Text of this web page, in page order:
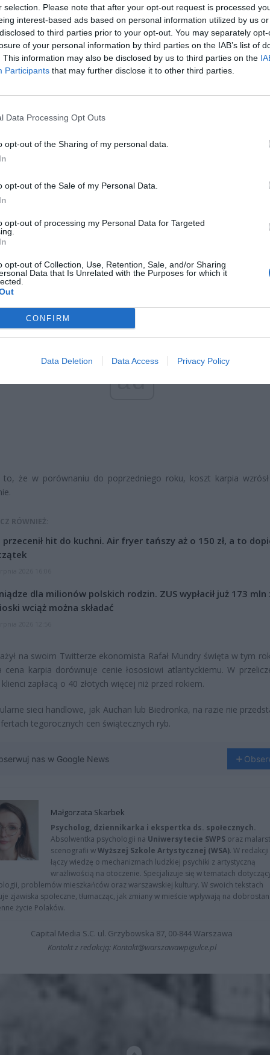
selection. Please note that after your opt-out request is processed
interest-based ads based on personal information utilized by us
to third parties prior to your opt-out. You may separately
of your personal information by third parties on the IAB’s list of
This information may also be disclosed by us to third parties on the
Participants that may further disclose it to other third parties.
Data Processing Opt Outs
opt-out of the Sharing of my personal data.
opt-out of the Sale of my Personal Data.
opt-out of processing my Personal Data for Targeted
opt-out of Collection, Use, Retention, Sale, and/or Sharing
Data that Is Unrelated with the Purposes for which it
CONFIRM
Data Deletion Data Access Privacy Policy
krokami zbliżają się Święta Bożego Narodzenia, więc sklepy
ofertę na karpia. Kilogram filetów ze skórą kosztować będzie
kilogram nacinanych filetów bez skóry 74,90 zł. Oferta ta jest
cena karpia w tej samej sieci wynosiła 29,90 zł.
ad
to, że w porównaniu do poprzedniego roku, koszt karpia
RÓWNIEŻ:
przecenił hit do kuchni. Air fryer tańszy aż o 150 zł, a to
dla milionów polskich rodzin. ZUS wypłacił już 173 mln
wciąż można składać
na swoim Twitterze ekonomista Rafał Mundry święta w tym
cena karpia dorównuje cenie łososiowi atlantyckiemu. W
zapłacą o 40 złotych więcej niż przed rokiem.
sieci handlowe, jak Auchan lub Biedronka, na razie nie
tegorocznych cen świątecznych ryb.
nas w Google News
Małgorzata Skarbek
Psycholog, dziennikarka i ekspertka ds. społecznych.
Absolwentka psychologii na Uniwersytecie SWPS oraz
scenografii wWyższej Szkole Artystycznej (WSA). W redakcji
łączy wiedzę o mechanizmach ludzkiej psychiki z artystyczną
wrażliwością na otoczenie. Specjalizuje się w tematach
problemów mieszkańców oraz warszawskiej kultury. W swoich tekstach
zjawiska społeczne, tłumacząc, jak zmiany w mieście wpływają na
życie Polaków.
Capital Media S.C. ul. Grzybowska 87, 00-844 Warszawa
Kontakt z redakcją: Kontakt@warszawawpigulce.pl